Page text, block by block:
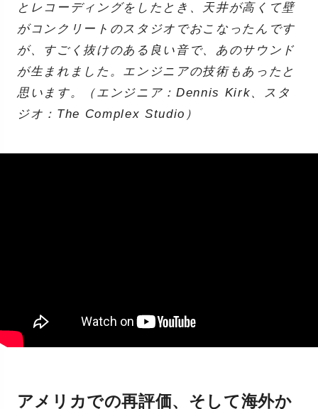
とレコーディングをしたとき、天井が高くて壁
がコンクリートのスタジオでおこなったんです
が、すごく抜けのある良い音で、あのサウンド
が生まれました。エンジニアの技術もあったと
思います。（エンジニア：Dennis Kirk、スタ
ジオ：The Complex Studio）
アメリカでの再評価、そして海外か